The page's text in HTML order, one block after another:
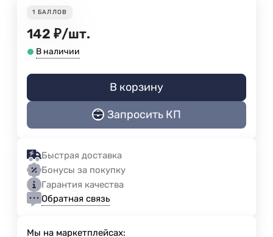
1 БАЛЛОВ
142 ₽/шт.
В наличии
В корзину
Запросить КП
Быстрая доставка
Бонусы за покупку
Гарантия качества
Обратная связь
Мы на маркетплейсах: